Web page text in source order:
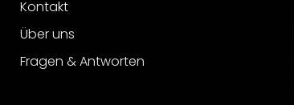
Kontakt
Über uns
Fragen & Antworten